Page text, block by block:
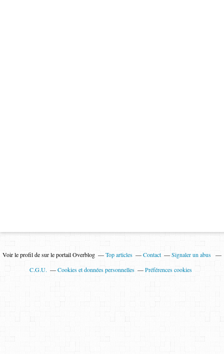
Voir le profil desur le portail Overblog Top articles Contact
Signaler un abus
C.G.U.
Cookies et données personnelles Préférences cookies